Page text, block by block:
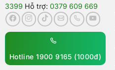
3399 Hỗ trợ: 0379 609 669
Hotline 1900 9165 (1000đ)